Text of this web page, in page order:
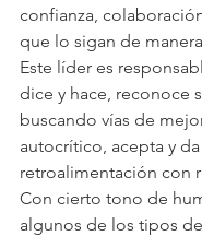
confianza,
que lo sigan de
Este líder es
dice y hace, reconoce
buscando vías de
autocrítico, acepta y da
retroalimentación con
Con cierto tono de
algunos de los tipos